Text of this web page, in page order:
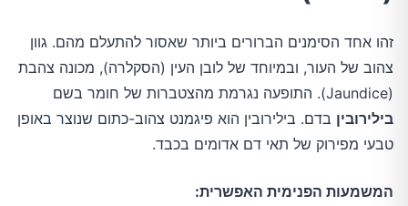
זהו אחד הסימנים הברורים ביותר שאסור להתעלם מהם. גוון
צהוב של העור, ובמיוחד של לובן העין (הסקלרה), מכונה צהבת
(Jaundice). התופעה נגרמת מהצטברות של חומר בשם
בילירובין בדם. בילירובין הוא פיגמנט צהוב-כתום שנוצר באופן
טבעי מפירוק של תאי דם אדומים בכבד.
המשמעות הפנימית האפשרית: